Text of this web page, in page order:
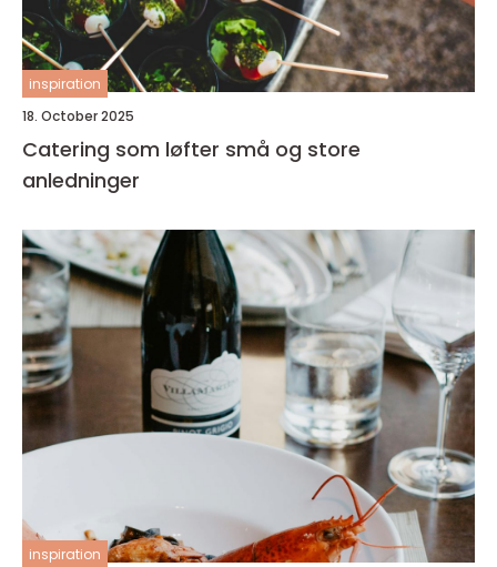
inspiration
18. October 2025
Catering som løfter små og store
anledninger
inspiration